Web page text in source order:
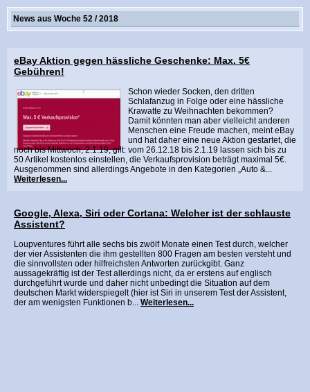
News aus Woche 52 / 2018
eBay Aktion gegen hässliche Geschenke: Max. 5€
Gebühren!
Schon wieder Socken, den dritten
Schlafanzug in Folge oder eine hässliche
Krawatte zu Weihnachten bekommen?
Damit könnten man aber vielleicht anderen
Menschen eine Freude machen, meint eBay
und hat daher eine neue Aktion gestartet, die
noch bis Mittwoch, 2.1.19, gilt: vom 26.12.18 bis 2.1.19 lassen sich bis zu
50 Artikel kostenlos einstellen, die Verkaufsprovision beträgt maximal 5€.
Ausgenommen sind allerdings Angebote in den Kategorien „Auto &...
Weiterlesen...
Google, Alexa, Siri oder Cortana: Welcher ist der schlauste
Assistent?
Loupventures führt alle sechs bis zwölf Monate einen Test durch, welcher
der vier Assistenten die ihm gestellten 800 Fragen am besten versteht und
die sinnvollsten oder hilfreichsten Antworten zurückgibt. Ganz
aussagekräftig ist der Test allerdings nicht, da er erstens auf englisch
durchgeführt wurde und daher nicht unbedingt die Situation auf dem
deutschen Markt widerspiegelt (hier ist Siri in unserem Test der Assistent,
der am wenigsten Funktionen b... Weiterlesen...